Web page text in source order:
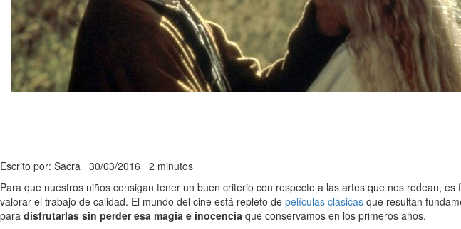
Escrito por: Sacra 30/03/2016 2 minutos
Para que nuestros niños consigan tener un buen criterio con respecto a las artes que nos rodean,
valorar el trabajo de calidad. El mundo del cine está repleto de películas clásicas que resultan
para disfrutarlas sin perder esa magia e inocencia que conservamos en los primeros años.